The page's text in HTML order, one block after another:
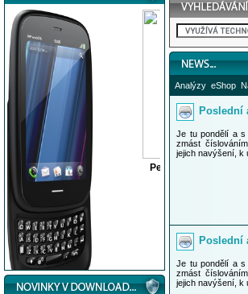
Analýzy eShop
Poslední
Je tu pondělí a
zmást
jejich navýšení, k
Poslední
Je tu pondělí a
zmást
jejich navýšení, k